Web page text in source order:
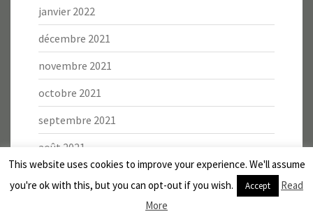
janvier 2022
décembre 2021
novembre 2021
octobre 2021
septembre 2021
août 2021
This website uses cookies to improve your experience. We'll assume
you're ok with this, but you can opt-out if you wish.
Accept
Read
More